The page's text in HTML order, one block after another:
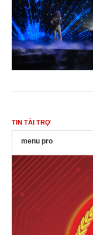
TIN TÀI TRỢ
menu pro